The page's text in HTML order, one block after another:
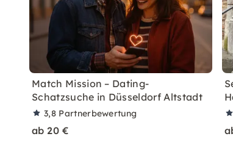
Match Mission – Dating-
Schatzsuche in Düsseldorf Altstadt
3,8 Partnerbewertung
ab 20 €